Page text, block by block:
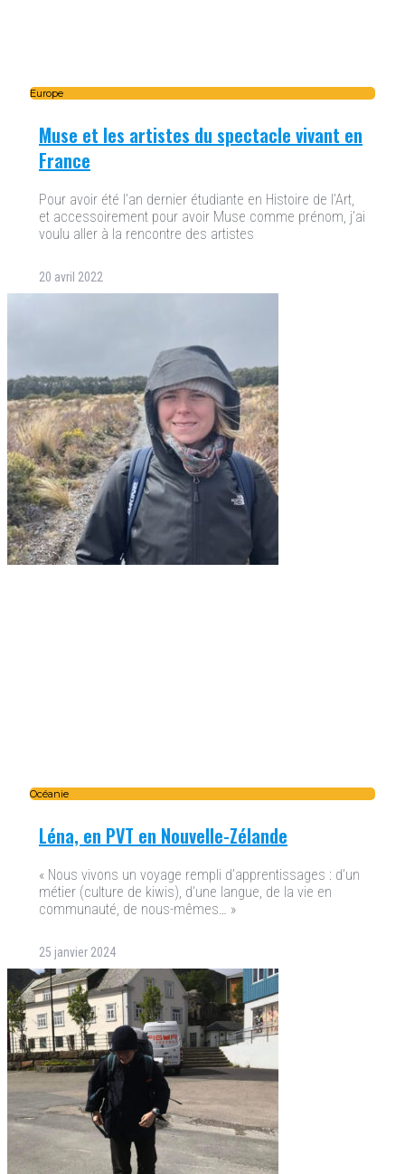
Europe
Muse et les artistes du spectacle vivant en
France
Pour avoir été l’an dernier étudiante en Histoire de l’Art,
et accessoirement pour avoir Muse comme prénom, j’ai
voulu aller à la rencontre des artistes
20 avril 2022
Océanie
Léna, en PVT en Nouvelle-Zélande
« Nous vivons un voyage rempli d’apprentissages : d’un
métier (culture de kiwis), d’une langue, de la vie en
communauté, de nous-mêmes… »
25 janvier 2024